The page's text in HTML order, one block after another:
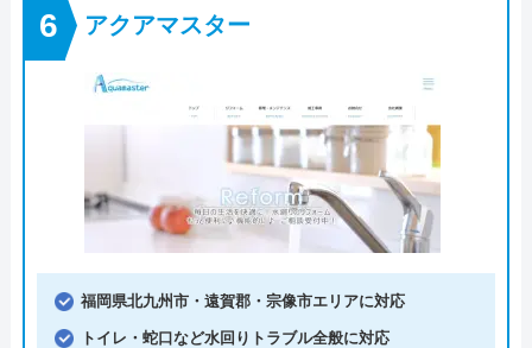
アクアマスター
福岡県北九州市・遠賀郡・宗像市エリアに対応
トイレ・蛇口など水回りトラブル全般に対応